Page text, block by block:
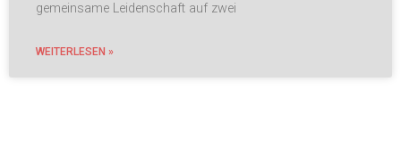
gemeinsame Leidenschaft auf zwei
WEITERLESEN »